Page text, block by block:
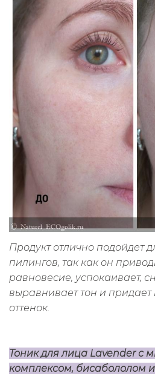
Продукт отлично подойдет
пилингов, так как он
равновесие, успокаивает,
выравнивает тон и
оттенок.
Тоник для лица Lavender с
комплексом, бисабололом